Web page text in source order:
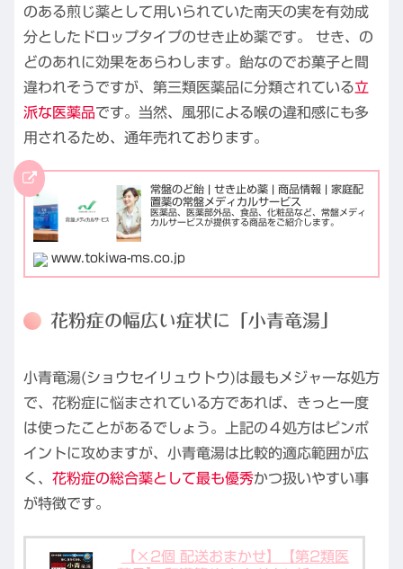
のある煎じ薬として用いられていた南天の実を有効成
分としたドロップタイプのせき止め薬です。 せき、の
どのあれに効果をあらわします。飴なのでお菓子と間
違われそうですが、第三類医薬品に分類されている立
派な医薬品です。当然、風邪による喉の違和感にも多
用されるため、通年売れております。
常盤のど飴 | せき止め薬 | 商品情報 | 家庭配
置薬の常盤メディカルサービス
医薬品、医薬部外品、食品、化粧品など、常盤メディ
カルサービスが提供する商品をご紹介します。
www.tokiwa-ms.co.jp
花粉症の幅広い症状に「小青竜湯」
小青竜湯(ショウセイリュウトウ)は最もメジャーな処方
で、花粉症に悩まされている方であれば、きっと一度
は使ったことがあるでしょう。上記の４処方はピンポ
イントに攻めますが、小青竜湯は比較的適応範囲が広
く、 花粉症の総合薬として最も優秀かつ扱いやすい事
が特徴です。
【×2個 配送おまかせ】【第2類医